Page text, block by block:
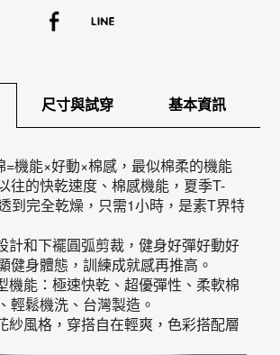
尺寸與試穿 基本資訊
=機能×好動×棉感，最似棉柔的機能
往的快乾速度、棉感機能，夏季T-
到完全乾燥，只需1小時，是素T界特
計和下襬圓弧剪裁，健身好彈好動好
健身體態，訓練成就感再推高。
機能：極速快乾、超優彈性、柔軟棉
輕鬆機洗、台灣製造。
紗風格，穿搭自在輕爽，色彩搭配層